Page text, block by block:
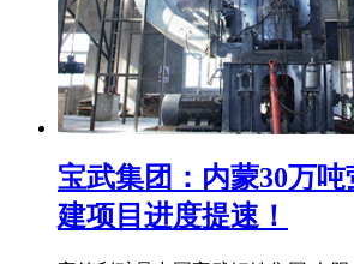
宝武集团：内蒙30万
建项目进度提速！